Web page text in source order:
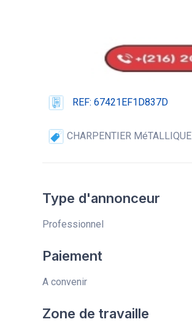
REF: 67421EF1D837D
CHARPENTIER MéTALLIQUE
Type d'annonceur
Professionnel
Paiement
A convenir
Zone de travaille